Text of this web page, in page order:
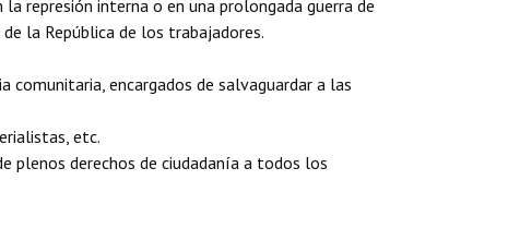
represión interna o en una prolongada guerra de
la República de los trabajadores.
comunitaria, encargados de salvaguardar a las
etc.
plenos derechos de ciudadanía a todos los